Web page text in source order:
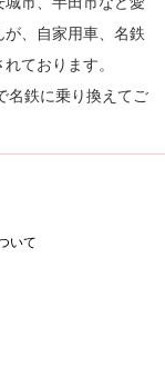
、自家用車、名鉄
ております。
名鉄に乗り換えてご
いて